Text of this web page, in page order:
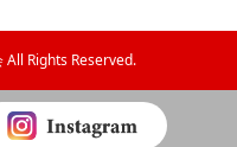
Rights Reserved.